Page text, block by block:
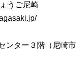
うご尼崎
ンター３階（尼崎